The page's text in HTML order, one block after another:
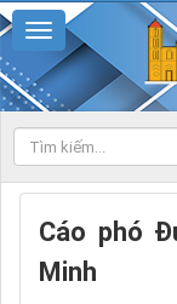
Cáo phó
Minh